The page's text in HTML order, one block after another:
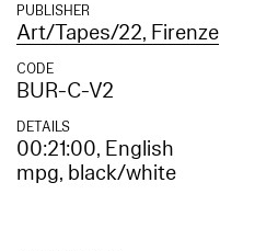
PUBLISHER
Art/Tapes/22, Firenze
CODE
BUR-C-V2
DETAILS
00:21:00, English
mpg, black/white